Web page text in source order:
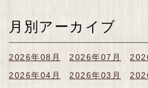
月別アーカイブ
2026年08月 2026年07月
2026年04月
2026年03月